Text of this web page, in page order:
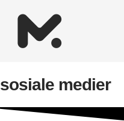
innholdet
sosiale medier